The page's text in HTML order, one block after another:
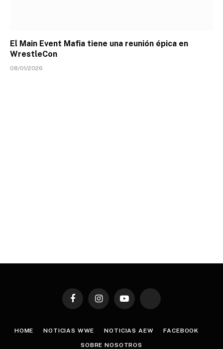
El Main Event Mafia tiene una reunión épica en
WrestleCon
08/01/2026
FacebookInstagramYouTube TikTok
HOME NOTICIAS WWE NOTICIAS AEW FACEBOOK
SOBRE NOSOTROS